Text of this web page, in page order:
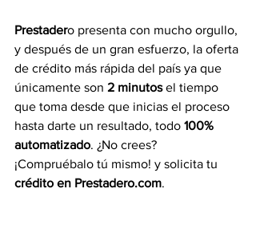
Prestadero presenta con mucho orgullo,
y después de un gran esfuerzo, la oferta
de crédito más rápida del país ya que
únicamente son 2 minutos el tiempo
que toma desde que inicias el proceso
hasta darte un resultado, todo 100%
automatizado. ¿No crees?
¡Compruébalo tú mismo! y solicita tu
crédito en Prestadero.com.